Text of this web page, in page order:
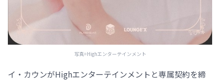
写真=Highエンターテインメント
イ・カウンがHighエンターテインメントと専属契約を締